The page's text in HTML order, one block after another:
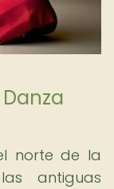
norte de la
antiguas